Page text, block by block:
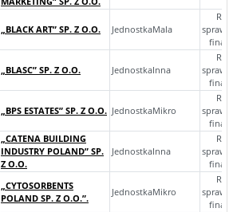
„BLACK ART” SP. Z O.O. JednostkaMala
„BLASC” SP. Z O.O. JednostkaInna
„BPS ESTATES” SP. Z O.O. JednostkaMikro
„CATENA BUILDING
INDUSTRY POLAND” SP.
Z O.O.
JednostkaInna
„CYTOSORBENTS
POLAND SP. Z O.O.”.
JednostkaMikro